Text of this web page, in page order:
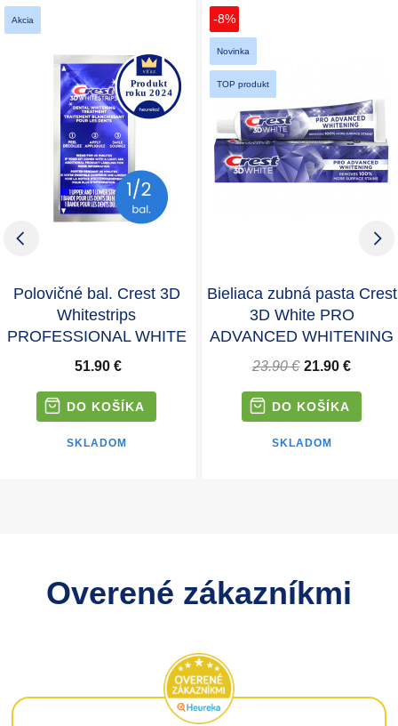
Akcia
Polovičné bal. Crest 3D
Whitestrips
PROFESSIONAL WHITE
51.90 €
SKLADOM
-8%
Novinka
TOP produkt
Bieliaca zubná pasta Crest
3D White PRO
ADVANCED WHITENING
23.90 € 21.90 €
SKLADOM
Overené zákazníkmi